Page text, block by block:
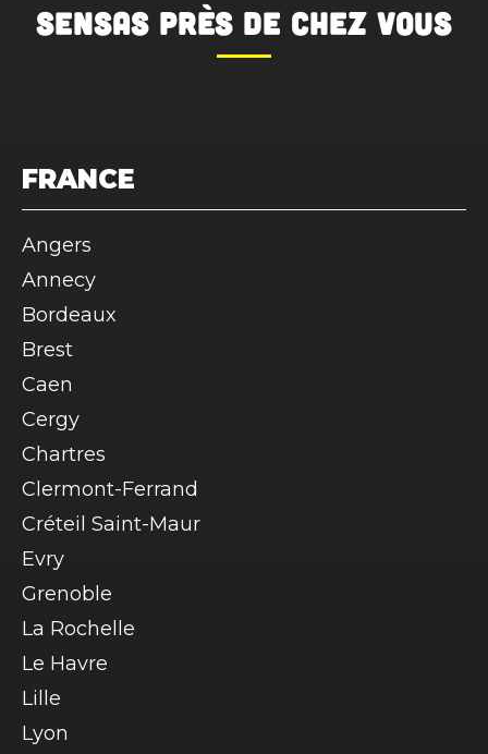
SENSAS près de chez vous
FRANCE
Angers
Annecy
Bordeaux
Brest
Caen
Cergy
Chartres
Clermont-Ferrand
Créteil Saint-Maur
Evry
Grenoble
La Rochelle
Le Havre
Lille
Lyon